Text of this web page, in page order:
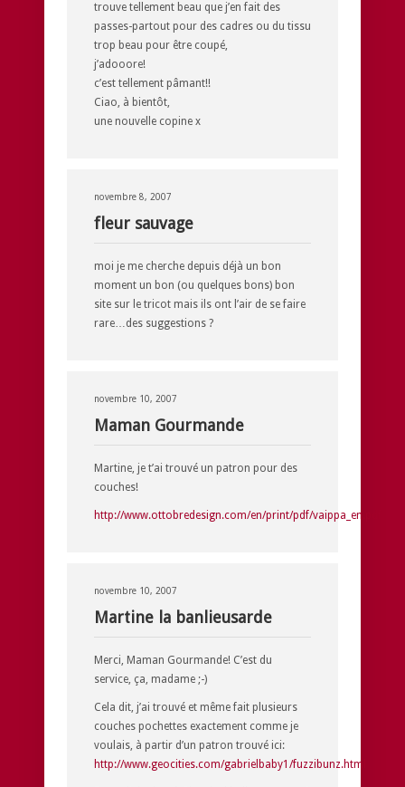
trouve tellement beau que j’en fait des
passes-partout pour des cadres ou du tissu
trop beau pour être coupé,
j’adooore!
c’est tellement pâmant!!
Ciao, à bientôt,
une nouvelle copine x
novembre 8, 2007
fleur sauvage
moi je me cherche depuis déjà un bon
moment un bon (ou quelques bons) bon
site sur le tricot mais ils ont l’air de se faire
rare…des suggestions ?
novembre 10, 2007
Maman Gourmande
Martine, je t’ai trouvé un patron pour des
couches!
http://www.ottobredesign.com/en/print/pdf/vaippa_en.pdf
novembre 10, 2007
Martine la banlieusarde
Merci, Maman Gourmande! C’est du
service, ça, madame ;-)
Cela dit, j’ai trouvé et même fait plusieurs
couches pochettes exactement comme je
voulais, à partir d’un patron trouvé ici:
http://www.geocities.com/gabrielbaby1/fuzzibunz.html